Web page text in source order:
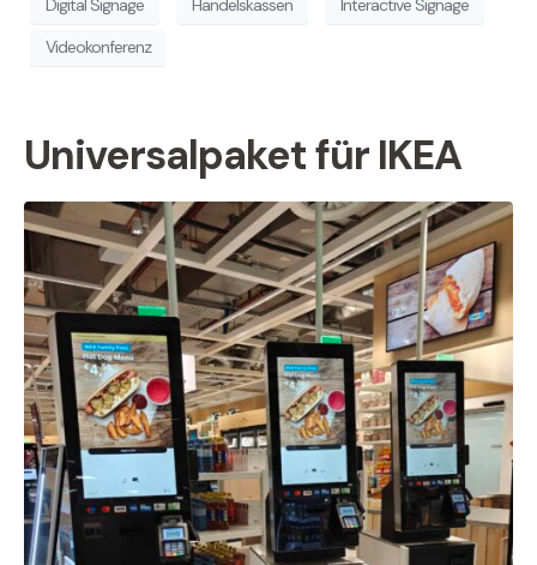
Digital Signage Handelskassen
Interactive Signage
Videokonferenz
Universalpaket für IKEA